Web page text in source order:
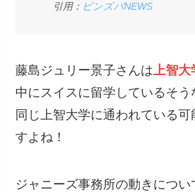
引用： ピンズバNEWS
藤島ジュリー景子さんは上智大
中にスイスに留学しているそう
同じ上智大学に通われている
すよね！
ジャニーズ事務所の動きについ